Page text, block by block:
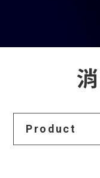
Product